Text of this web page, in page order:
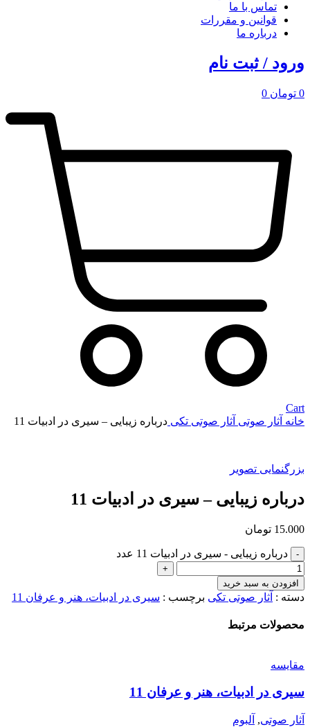
تماس با ما
قوانین و مقررات
درباره ما
ورود / ثبت نام
0 تومان 0
Cart
خانه آثار صوتی آثار صوتی تکی درباره زیبایی – سیری در ادبیات 11
بزرگنمایی تصویر
درباره زیبایی – سیری در ادبیات 11
15.000 تومان
درباره زیبایی - سیری در ادبیات 11 عدد
افزودن به سبد خرید
دسته : آثار صوتی تکی برچسب‌ :‌ سیری در ادبیات، هنر و عرفان 11
محصولات مرتبط
مقایسه
سیری در ادبیات، هنر و عرفان 11
آثار صوتی, آلبوم